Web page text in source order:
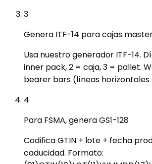
3
Genera ITF-14 para cajas
Usa nuestro generador ITF-14.
inner pack, 2 = caja, 3 = pallet.
bearer bars (líneas
4
Para FSMA, genera GS1-128
Codifica GTIN + lote + fecha
caducidad. Formato: